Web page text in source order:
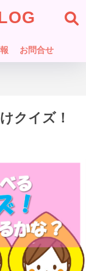
お問合せ
クイズ！